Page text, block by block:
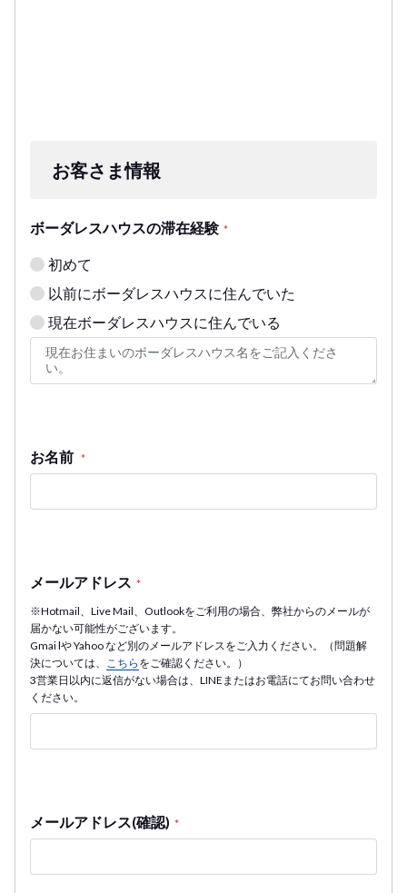
お客さま情報
ボーダレスハウスの滞在経験 *
初めて
以前にボーダレスハウスに住んでいた
現在ボーダレスハウスに住んでいる
お名前 *
メールアドレス *
※Hotmail、Live Mail、Outlookをご利用の場合、弊社からのメールが
届かない可能性がございます。
Gmai lや Yahoo など別のメールアドレスをご入力ください。（問題解
決については、
こちら をご確認ください。）
3営業日以内に返信がない場合は、LINEまたはお電話にてお問い合わせ
ください。
メールアドレス(確認) *